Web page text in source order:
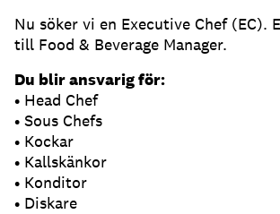
Nu söker vi en Executive Chef (EC).
till Food & Beverage Manager.
Du blir ansvarig för:
• Head Chef
• Sous Chefs
• Kockar
• Kallskänkor
• Konditor
• Diskare